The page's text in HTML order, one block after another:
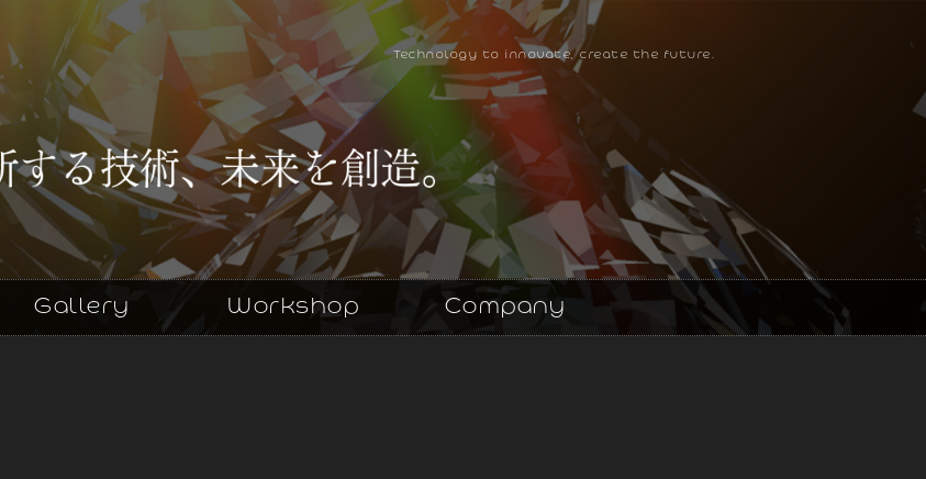
Technology to innovate, create the future.
Gallery Workshop Company